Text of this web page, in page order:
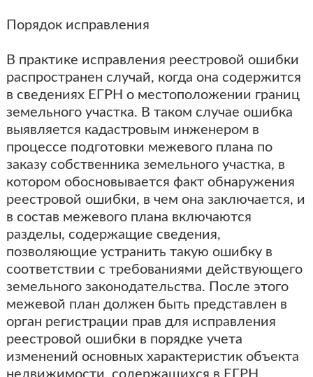
Порядок исправления
В практике исправления реестровой ошибки
распространен случай, когда она содержится
в сведениях ЕГРН о местоположении границ
земельного участка. В таком случае ошибка
выявляется кадастровым инженером в
процессе подготовки межевого плана по
заказу собственника земельного участка, в
котором обосновывается факт обнаружения
реестровой ошибки, в чем она заключается, и
в состав межевого плана включаются
разделы, содержащие сведения,
позволяющие устранить такую ошибку в
соответствии с требованиями действующего
земельного законодательства. После этого
межевой план должен быть представлен в
орган регистрации прав для исправления
реестровой ошибки в порядке учета
изменений основных характеристик объекта
недвижимости, содержащихся в ЕГРН.